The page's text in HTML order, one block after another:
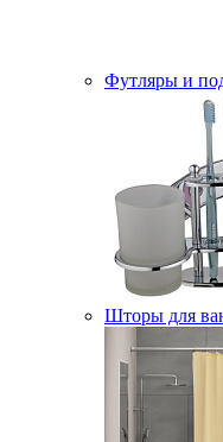
Футляры и
Шторы для